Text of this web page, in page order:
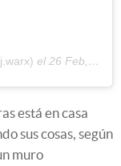
el 26 Feb, 2020 a las 10:36 PST
está en casa
sus cosas, según
muro